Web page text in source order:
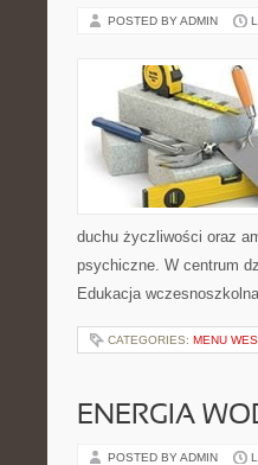
POSTED BY ADMIN
duchu życzliwości oraz
psychiczne. W centrum
Edukacja
CATEGORIES: MENU
ENERGIA
POSTED BY ADMIN